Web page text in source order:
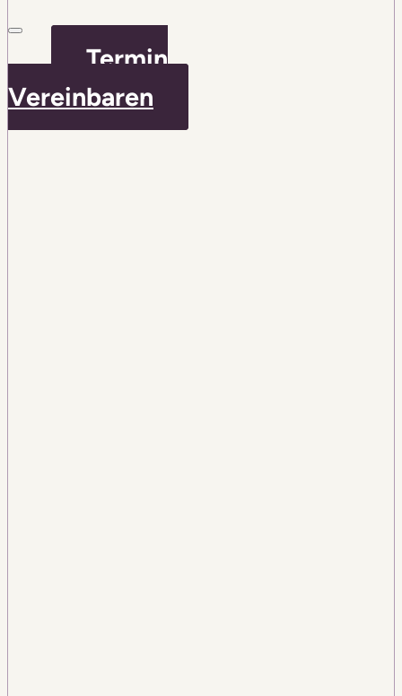
Termin
Vereinbaren